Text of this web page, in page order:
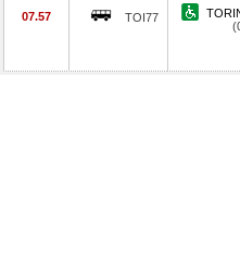
07.57 TOI77